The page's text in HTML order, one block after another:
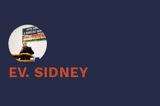
EV. SIDNEY